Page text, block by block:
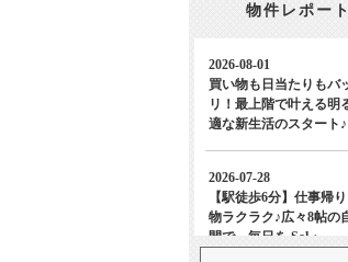
物件レポート